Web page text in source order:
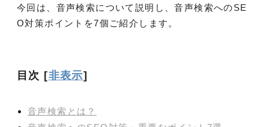
今回は、音声検索について説明し、音声検索へのSE
O対策ポイントを7個ご紹介します。
目次 [非表示]
音声検索とは？